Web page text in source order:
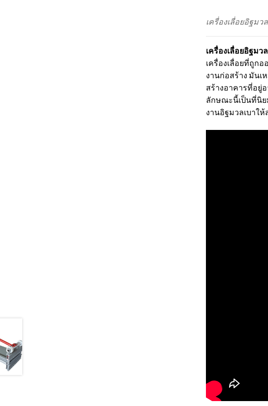
เครื่องเลื่อยอิฐมว
เครื่องเลื่อยอิฐมวล
เครื่องเลื่อยที่ถูก
งานก่อสร้าง มันเ
สร้างอาคารที่อยู่อ
ลักษณะนี้เป็นที่นิย
งานอิฐมวลเบาใ